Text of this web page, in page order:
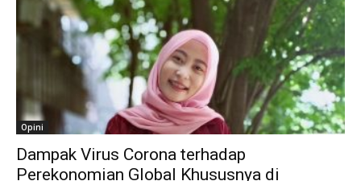
Opini
Dampak Virus Corona terhadap
Perekonomian Global Khususnya di